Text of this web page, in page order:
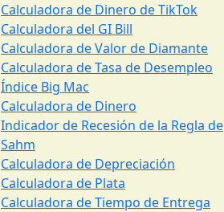
Calculadora de Dinero de TikTok
Calculadora del GI Bill
Calculadora de Valor de Diamante
Calculadora de Tasa de Desempleo
Índice Big Mac
Calculadora de Dinero
Indicador de Recesión de la Regla de
Sahm
Calculadora de Depreciación
Calculadora de Plata
Calculadora de Tiempo de Entrega